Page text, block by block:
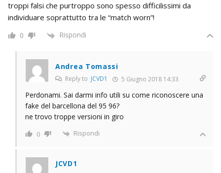
troppi falsi che purtroppo sono spesso difficilissimi da
individuare soprattutto tra le “match worn”!
0 Rispondi
Andrea Tomassi
Reply to JCVD1 5 Giugno 2018 14:33
Perdonami. Sai darmi info utili su come riconoscere una
fake del barcellona del 95 96?
ne trovo troppe versioni in giro
0 Rispondi
JCVD1